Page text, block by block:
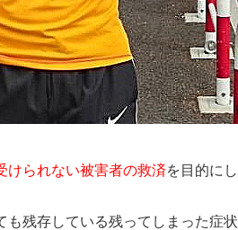
けられない被害者の救済を目的に
残存している残ってしまった症状